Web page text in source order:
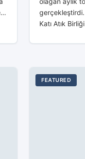
Katı Atık
toplantıya
FEATURED